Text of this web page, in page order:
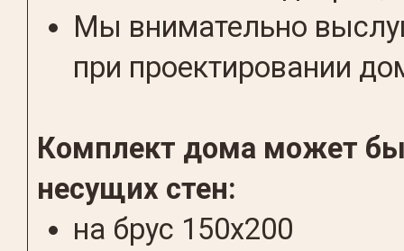
Мы внимательно
при проектировании
Комплект дома может
несущих стен:
на брус 150х200